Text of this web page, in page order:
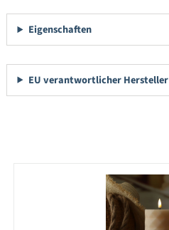
Eigenschaften
EU verantwortlicher Hersteller